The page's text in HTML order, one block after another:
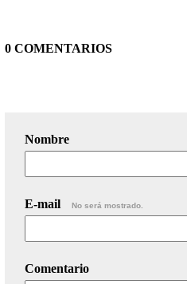
0 COMENTARIOS
Nombre
E-mail No será mostrado.
Comentario